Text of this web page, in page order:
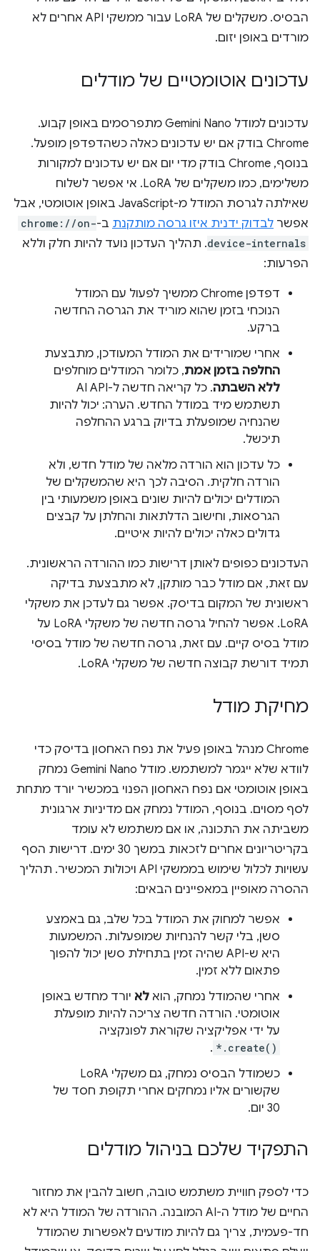
הבסיס. משקלים של LoRA עבור ממשקי API אחרים לא
מורדים באופן יזום.
עדכונים אוטומטיים של מודלים
עדכונים למודל Gemini Nano מתפרסמים באופן קבוע.
‫Chrome בודק אם יש עדכונים כאלה כשהדפדפן מופעל.
בנוסף, Chrome בודק מדי יום אם יש עדכונים למקורות
משלימים, כמו משקלים של LoRA. אי אפשר לשלוח
שאילתה לגרסת המודל מ-JavaScript באופן אוטומטי, אבל
אפשר לבדוק ידנית איזו גרסה מותקנת ב-chrome://on-
device-internals. תהליך העדכון נועד להיות חלק וללא
הפרעות:
דפדפן Chrome ממשיך לפעול עם המודל
הנוכחי בזמן שהוא מוריד את הגרסה החדשה
ברקע.
אחרי שמורידים את המודל המעודכן, מתבצעת
החלפה בזמן אמת, כלומר המודלים מוחלפים
ללא השבתה
. כל קריאה חדשה ל-AI API
תשתמש מיד במודל החדש. הערה: יכול להיות
שהנחיה שמופעלת בדיוק ברגע ההחלפה
תיכשל.
כל עדכון הוא הורדה מלאה של מודל חדש, ולא
הורדה חלקית. הסיבה לכך היא שהמשקלים של
המודלים יכולים להיות שונים באופן משמעותי בין
הגרסאות, וחישוב הדלתאות והחלתן על קבצים
גדולים כאלה יכולים להיות איטיים.
העדכונים כפופים לאותן דרישות כמו ההורדה הראשונית.
עם זאת, אם מודל כבר מותקן, לא מתבצעת בדיקה
ראשונית של המקום בדיסק. אפשר גם לעדכן את משקלי
LoRA. אפשר להחיל גרסה חדשה של משקלי LoRA על
מודל בסיס קיים. עם זאת, גרסה חדשה של מודל בסיסי
תמיד דורשת קבוצה חדשה של משקלי LoRA.
מחיקת מודל
‫Chrome מנהל באופן פעיל את נפח האחסון בדיסק כדי
לוודא שלא ייגמר למשתמש. מודל Gemini Nano נמחק
באופן אוטומטי אם נפח האחסון הפנוי במכשיר יורד מתחת
לסף מסוים. בנוסף, המודל נמחק אם מדיניות ארגונית
משביתה את התכונה, או אם משתמש לא עומד
בקריטריונים אחרים לזכאות במשך 30 ימים. דרישות הסף
עשויות לכלול שימוש בממשקי API ויכולות המכשיר. תהליך
ההסרה מאופיין במאפיינים הבאים:
אפשר למחוק את המודל בכל שלב, גם באמצע
סשן, בלי קשר להנחיות שמופעלות. המשמעות
היא ש-API שהיה זמין בתחילת סשן יכול להפוך
פתאום ללא זמין.
אחרי שהמודל נמחק, הוא לא יורד מחדש באופן
אוטומטי. הורדה חדשה צריכה להיות מופעלת
על ידי אפליקציה שקוראת לפונקציה
*.create()
.
כשמודל הבסיס נמחק, גם משקלי LoRA
שקשורים אליו נמחקים אחרי תקופת חסד של
30 יום.
התפקיד שלכם בניהול מודלים
כדי לספק חוויית משתמש טובה, חשוב להבין את מחזור
החיים של מודל ה-AI המובנה. ההורדה של המודל היא לא
חד-פעמית, צריך גם להיות מודעים לאפשרות שהמודל